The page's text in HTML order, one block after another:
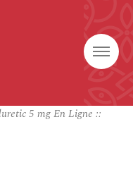
5 mg En Ligne ::